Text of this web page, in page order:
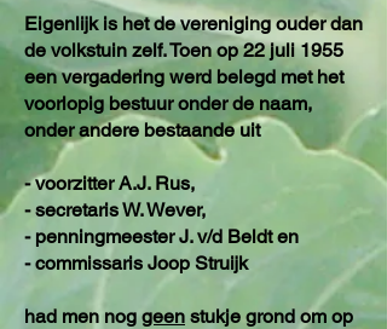
Eigenlijk is het de vereniging ouder dan
de volkstuin zelf. Toen op 22 juli 1955
een vergadering werd belegd met het
voorlopig bestuur onder de naam,
onder andere bestaande uit
- voorzitter A.J. Rus,
- secretaris W. Wever,
- penningmeester J. v/d Beldt en
- commissaris Joop Struijk
had men nog geen stukje grond om op